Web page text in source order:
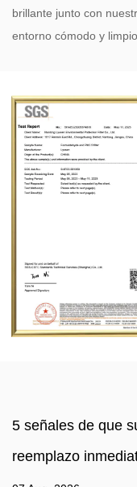
brillante junto con
entorno cómodo y
necesita un